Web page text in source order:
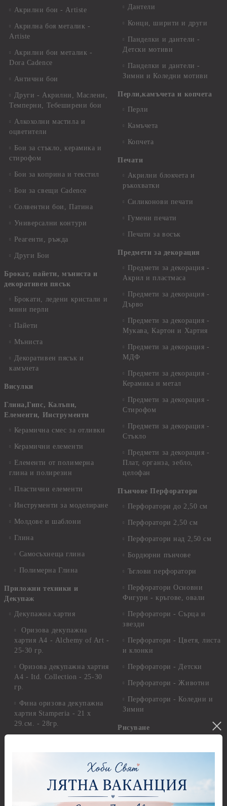
Акрилни бои - Artiste
Акрилна боя металик -
Artiste
Акрилни бои металик -
Dora Cadence
Антични бои
Други - Акрилни, Маслени,
Темперни, Тебеширени бои
Алкохолни мастила и
оцветители
Бои за стъкло, керамика и
стирофом
Бои за коприна и текстил
Бои за свещи Cadence
Солвентни бои, Патина
Универсални контури
Реагенти, ръжда
Други Бои
Брокат, пайети, мъниста и
декоративен пясък
Брокати, ледени кристали и
мини перли
Пайети
Мъниста
Декоративен пясък и
камъчета
Висулки
Глина,Гипс, Калъпи,
Елементи, Инструменти
Керамична смес за отливки
Керамични елементи
Елементи от полимерна
глина и полирезин
Пластични елементи
Инструменти за моделиране
Молдове и шаблони
Глина
Самосъхнеща глина
Полимерна Глина
Приложни техники и
Декупаж
Декупажна хартия
Оризова декупажна
хартия А4 - Alchemy of Art -
25-30 гр.
Оризова декупажна хартия
А4 - Itd. Collection - 25-30
гр.
Фина оризова декупажна
хартия Stamperia - 21 х
29.см. - 28гр.
Грунд, Основи, Релефни
Дантели
Конци, ширити и други
Панделки и дантели -
Детски мотиви
Панделки и дантели -
Зимни и Коледни мотиви
Перли,камъчета и копчета
Перли
Камъчета
Копчета
Печати
Акрилни блокчета и
ръкохватки
Силиконови печати
Гумени печати
Печати за восък
Предмети за декорация
Предмети за декорация -
Акрил и пластмаса
Предмети за декорация -
Дърво
Предмети за декорация -
Мукава, Картон и Хартия
Предмети за декорация -
МДФ
Предмети за декорация -
Керамика и метал
Предмети за декорация -
Стирофом
Предмети за декорация -
Стъкло
Предмети за декорация -
Плат, органза, зебло,
целофан
Пънчове Перфоратори
Перфоратори до 2,50 см
Перфоратори 2,50 см
Перфоратори над 2,50 см
Бордюрни пънчове
Ъглови перфоратори
Перфоратори Основни
Фигури - кръгове, овали
Перфоратори - Сърца и
звезди
Перфоратори - Цветя, листа
и клонки
Перфоратори - Детски
Перфоратори - Животни
Перфоратори - Коледни и
Зимни
Рисуване
разтвори
Платна за рисуване
Стативи и поставки
Четки и инструменти